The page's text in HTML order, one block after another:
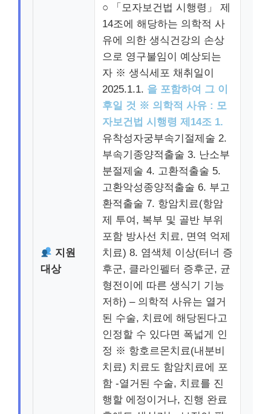
지원
대상
○ 「모자보건법 시행령」 제
14조에 해당하는 의학적 사
유에 의한 생식건강의 손상
으로 영구불임이 예상되는
자 ※ 생식세포 채취일이
2025.1.1. 을 포함하여 그 이
후일 것 ※ 의학적 사유 : 모
자보건법 시행령 제14조 1.
유착성자궁부속기절제술 2.
부속기종양적출술 3. 난소부
분절제술 4. 고환적출술 5.
고환악성종양적출술 6. 부고
환적출술 7. 항암치료(항암
제 투여, 복부 및 골반 부위
포함 방사선 치료, 면역 억제
치료) 8. 염색체 이상(터너 증
후군, 클라인펠터 증후군, 균
형전이에 따른 생식기 기능
저하) – 의학적 사유는 열거
된 수술, 치료에 해당된다고
인정할 수 있다면 폭넓게 인
정 ※ 항호르몬치료(내분비
치료) 치료도 함암치료에 포
함 -열거된 수술, 치료를 진
행할 에정이거나, 진행 완료